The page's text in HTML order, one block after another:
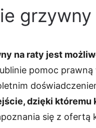
na raty jest
pomoc
dzięki któremu
się z ofertą